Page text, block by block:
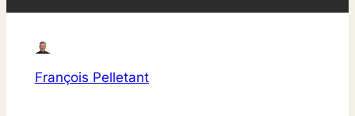
François Pelletant